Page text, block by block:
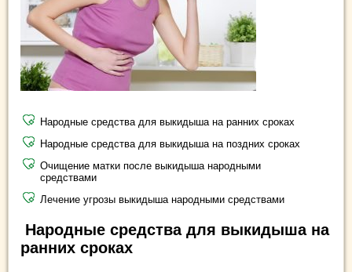
Народные средства для выкидыша на ранних сроках
Народные средства для выкидыша на поздних сроках
Очищение матки после выкидыша народными
средствами
Лечение угрозы выкидыша народными средствами
Народные средства для выкидыша на
ранних сроках